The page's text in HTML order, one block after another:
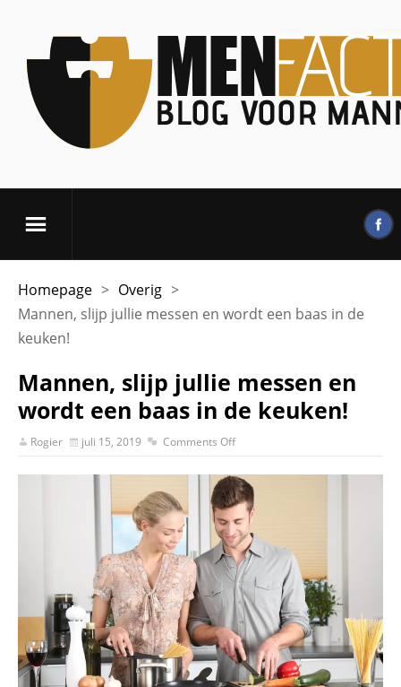
Homepage > Overig >
Mannen, slijp jullie messen en wordt een baas in de
keuken!
Mannen, slijp jullie messen en
wordt een baas in de keuken!
Rogier juli 15, 2019 Comments Off